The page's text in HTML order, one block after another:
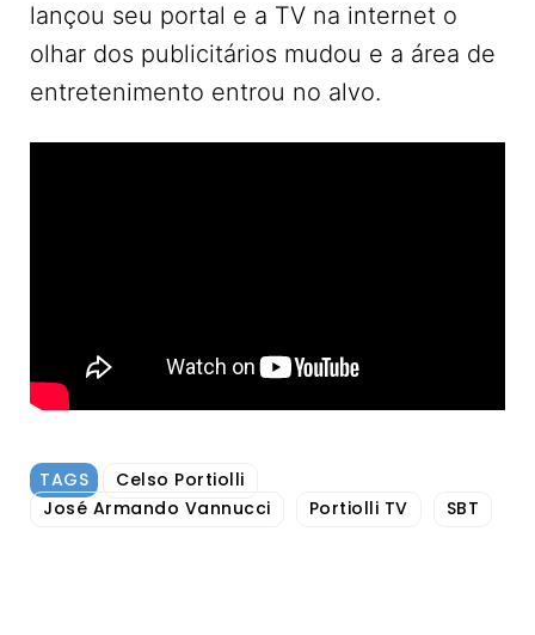
lançou seu portal e a TV na internet o
olhar dos publicitários mudou e a área de
entretenimento entrou no alvo.
TAGS
Celso Portiolli
José Armando Vannucci
Portiolli TV SBT